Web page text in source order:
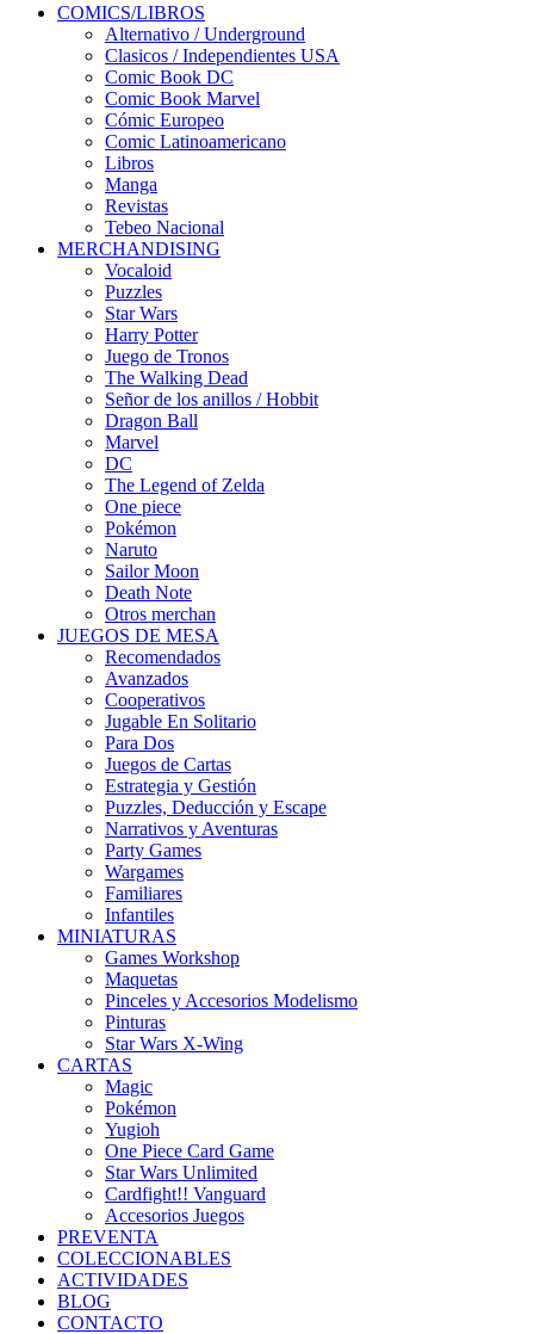
COMICS/LIBROS
Alternativo / Underground
Clasicos / Independientes USA
Comic Book DC
Comic Book Marvel
Cómic Europeo
Comic Latinoamericano
Libros
Manga
Revistas
Tebeo Nacional
MERCHANDISING
Vocaloid
Puzzles
Star Wars
Harry Potter
Juego de Tronos
The Walking Dead
Señor de los anillos / Hobbit
Dragon Ball
Marvel
DC
The Legend of Zelda
One piece
Pokémon
Naruto
Sailor Moon
Death Note
Otros merchan
JUEGOS DE MESA
Recomendados
Avanzados
Cooperativos
Jugable En Solitario
Para Dos
Juegos de Cartas
Estrategia y Gestión
Puzzles, Deducción y Escape
Narrativos y Aventuras
Party Games
Wargames
Familiares
Infantiles
MINIATURAS
Games Workshop
Maquetas
Pinceles y Accesorios Modelismo
Pinturas
Star Wars X-Wing
CARTAS
Magic
Pokémon
Yugioh
One Piece Card Game
Star Wars Unlimited
Cardfight!! Vanguard
Accesorios Juegos
PREVENTA
COLECCIONABLES
ACTIVIDADES
BLOG
CONTACTO